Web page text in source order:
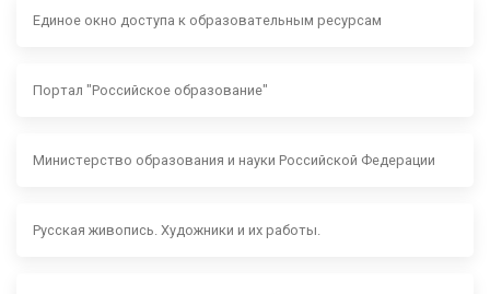
Единое окно доступа к образовательным ресурсам
Портал "Российское образование"
Министерство образования и науки Российской Федерации
Русская живопись. Художники и их работы.